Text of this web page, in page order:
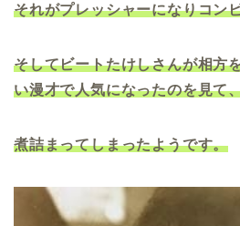
それがプレッシャーになりコン
そしてビートたけしさんが相方
い漫才で人気になったのを見て
煮詰まってしまったようです。